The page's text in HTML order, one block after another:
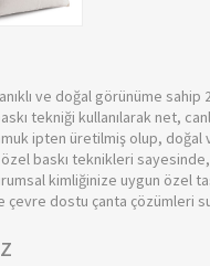
ve doğal görünüme
tekniği kullanılarak net,
ipten üretilmiş olup,
özel baskı teknikleri
kimliğinize uygun özel
çevre dostu çanta çözümleri